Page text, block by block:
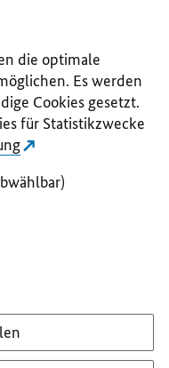
die optimale
Es werden
Cookies gesetzt.
für Statistikzwecke